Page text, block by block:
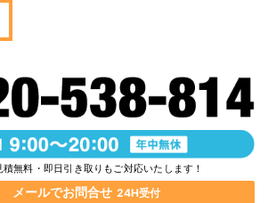
無料・即日引き取りもご対応いたします！
メールでお問合せ 24H受付